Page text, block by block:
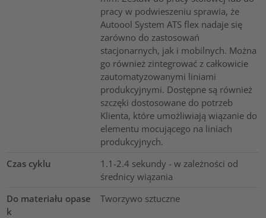
pracy w podwieszeniu sprawia, że
Autoool System ATS flex nadaje się
zarówno do zastosowań
stacjonarnych, jak i mobilnych. Można
go również zintegrować z całkowicie
zautomatyzowanymi liniami
produkcyjnymi. Dostępne są również
szczęki dostosowane do potrzeb
Klienta, które umożliwiają wiązanie do
elementu mocującego na liniach
produkcyjnych.
Czas cyklu
1.1-2.4 sekundy - w zależności od
średnicy wiązania
Do materiału opase
k
Tworzywo sztuczne